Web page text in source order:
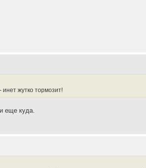
жутко тормозит!
еще куда.